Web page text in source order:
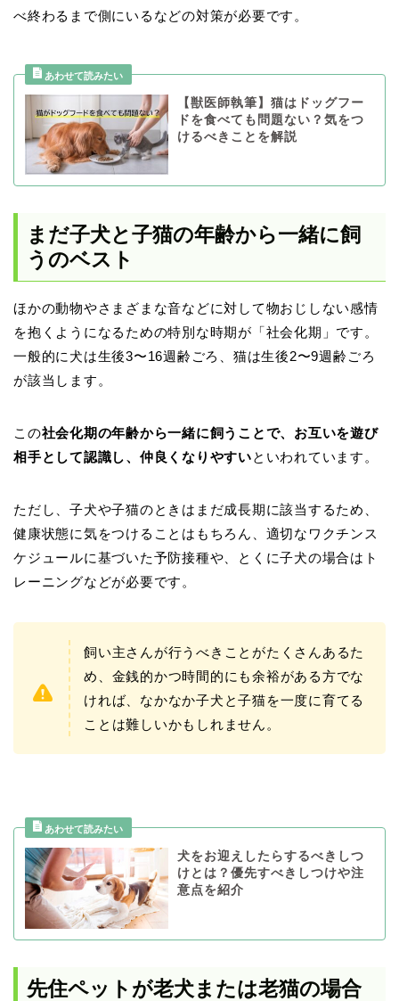
べ終わるまで側にいるなどの対策が必要です。
【獣医師執筆】猫はドッグフー
ドを食べても問題ない？気をつ
けるべきことを解説
まだ子犬と子猫の年齢から一緒に飼
うのベスト
ほかの動物やさまざまな音などに対して物おじしない感情
を抱くようになるための特別な時期が「社会化期」です。
一般的に犬は生後3〜16週齢ごろ、猫は生後2〜9週齢ごろ
が該当します。
この社会化期の年齢から一緒に飼うことで、お互いを遊び
相手として認識し、仲良くなりやすいといわれています。
ただし、子犬や子猫のときはまだ成長期に該当するため、
健康状態に気をつけることはもちろん、適切なワクチンス
ケジュールに基づいた予防接種や、とくに子犬の場合はト
レーニングなどが必要です。
飼い主さんが行うべきことがたくさんあるた
め、金銭的かつ時間的にも余裕がある方でな
ければ、なかなか子犬と子猫を一度に育てる
ことは難しいかもしれません。
犬をお迎えしたらするべきしつ
けとは？優先すべきしつけや注
意点を紹介
先住ペットが老犬または老猫の場合